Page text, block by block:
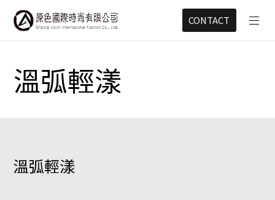
CONTACT
溫弧輕漾
溫弧輕漾